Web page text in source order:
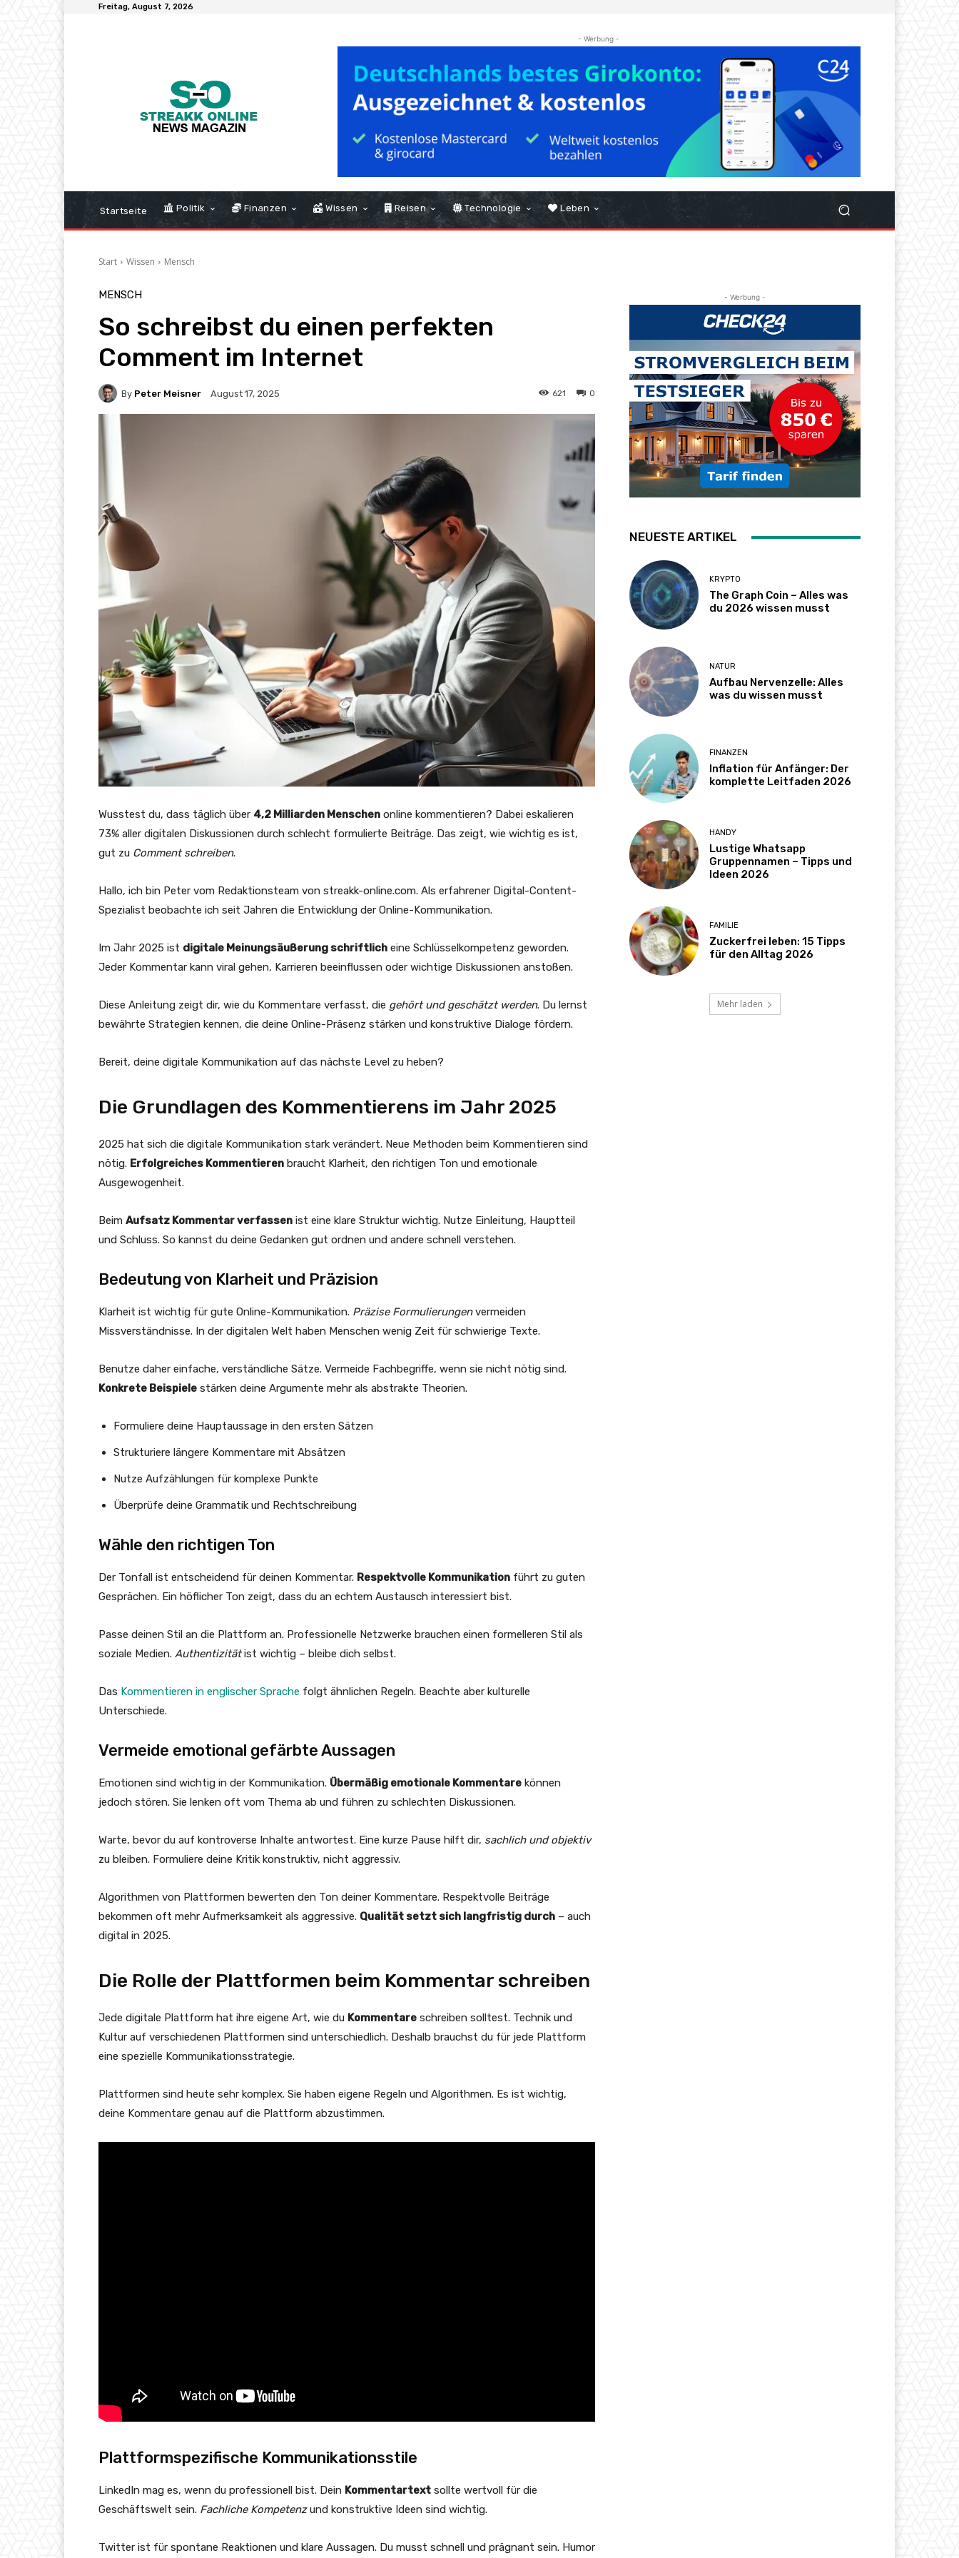
Freitag, August 7, 2026
- Werbung -
Startseite Politik Finanzen Wissen Reisen Technologie Leben
Start Wissen Mensch
MENSCH
So schreibst du einen perfekten
Comment im Internet
By Peter Meisner August 17, 2025 0
621
Wusstest du, dass täglich über 4,2 Milliarden Menschen online kommentieren? Dabei eskalieren
73% aller digitalen Diskussionen durch schlecht formulierte Beiträge. Das zeigt, wie wichtig es ist,
gut zu Comment schreiben.
Hallo, ich bin Peter vom Redaktionsteam von streakk-online.com. Als erfahrener Digital-Content-
Spezialist beobachte ich seit Jahren die Entwicklung der Online-Kommunikation.
Im Jahr 2025 ist digitale Meinungsäußerung schriftlich eine Schlüsselkompetenz geworden.
Jeder Kommentar kann viral gehen, Karrieren beeinflussen oder wichtige Diskussionen anstoßen.
Diese Anleitung zeigt dir, wie du Kommentare verfasst, die gehört und geschätzt werden. Du lernst
bewährte Strategien kennen, die deine Online-Präsenz stärken und konstruktive Dialoge fördern.
Bereit, deine digitale Kommunikation auf das nächste Level zu heben?
Die Grundlagen des Kommentierens im Jahr 2025
2025 hat sich die digitale Kommunikation stark verändert. Neue Methoden beim Kommentieren sind
nötig. Erfolgreiches Kommentieren braucht Klarheit, den richtigen Ton und emotionale
Ausgewogenheit.
Beim Aufsatz Kommentar verfassen ist eine klare Struktur wichtig. Nutze Einleitung, Hauptteil
und Schluss. So kannst du deine Gedanken gut ordnen und andere schnell verstehen.
Bedeutung von Klarheit und Präzision
Klarheit ist wichtig für gute Online-Kommunikation. Präzise Formulierungenvermeiden
Missverständnisse. In der digitalen Welt haben Menschen wenig Zeit für schwierige Texte.
Benutze daher einfache, verständliche Sätze. Vermeide Fachbegriffe, wenn sie nicht nötig sind.
Konkrete Beispiele stärken deine Argumente mehr als abstrakte Theorien.
Formuliere deine Hauptaussage in den ersten Sätzen
Strukturiere längere Kommentare mit Absätzen
Nutze Aufzählungen für komplexe Punkte
Überprüfe deine Grammatik und Rechtschreibung
Wähle den richtigen Ton
Der Tonfall ist entscheidend für deinen Kommentar. Respektvolle Kommunikation führt zu guten
Gesprächen. Ein höflicher Ton zeigt, dass du an echtem Austausch interessiert bist.
Passe deinen Stil an die Plattform an. Professionelle Netzwerke brauchen einen formelleren Stil als
soziale Medien. Authentizitätist wichtig – bleibe dich selbst.
Das Kommentieren in englischer Sprache folgt ähnlichen Regeln. Beachte aber kulturelle
Unterschiede.
Vermeide emotional gefärbte Aussagen
Emotionen sind wichtig in der Kommunikation. Übermäßig emotionale Kommentare können
jedoch stören. Sie lenken oft vom Thema ab und führen zu schlechten Diskussionen.
Warte, bevor du auf kontroverse Inhalte antwortest. Eine kurze Pause hilft dir, sachlich und objektiv
zu bleiben. Formuliere deine Kritik konstruktiv, nicht aggressiv.
Algorithmen von Plattformen bewerten den Ton deiner Kommentare. Respektvolle Beiträge
bekommen oft mehr Aufmerksamkeit als aggressive. Qualität setzt sich langfristig durch – auch
digital in 2025.
Die Rolle der Plattformen beim Kommentar schreiben
Jede digitale Plattform hat ihre eigene Art, wie du Kommentare schreiben solltest. Technik und
Kultur auf verschiedenen Plattformen sind unterschiedlich. Deshalb brauchst du für jede Plattform
eine spezielle Kommunikationsstrategie.
Plattformen sind heute sehr komplex. Sie haben eigene Regeln und Algorithmen. Es ist wichtig,
deine Kommentare genau auf die Plattform abzustimmen.
Plattformspezifische Kommunikationsstile
LinkedIn mag es, wenn du professionell bist. Dein Kommentartext sollte wertvoll für die
Geschäftswelt sein. Fachliche Kompetenzund konstruktive Ideen sind wichtig.
Twitter ist für spontane Reaktionen und klare Aussagen. Du musst schnell und prägnant sein. Humor
- Werbung -
NEUESTE ARTIKEL
KRYPTO
The Graph Coin – Alles was
du 2026 wissen musst
NATUR
Aufbau Nervenzelle: Alles
was du wissen musst
FINANZEN
Inflation für Anfänger: Der
komplette Leitfaden 2026
HANDY
Lustige Whatsapp
Gruppennamen – Tipps und
Ideen 2026
FAMILIE
Zuckerfrei leben: 15 Tipps
für den Alltag 2026
Mehr laden